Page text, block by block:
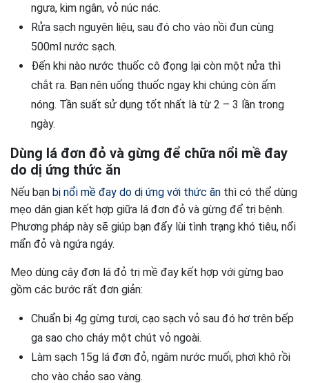
ngựa, kim ngân, vỏ núc nác.
Rửa sạch nguyên liệu, sau đó cho vào nồi đun cùng
500ml nước sạch.
Đến khi nào nước thuốc cô đọng lại còn một nửa thì
chắt ra. Bạn nên uống thuốc ngay khi chúng còn ấm
nóng. Tần suất sử dụng tốt nhất là từ 2 – 3 lần trong
ngày.
Dùng lá đơn đỏ và gừng để chữa nổi mề đay
do dị ứng thức ăn
Nếu bạn bị nổi mề đay do dị ứng với thức ăn thì có thể dùng
mẹo dân gian kết hợp giữa lá đơn đỏ và gừng để trị bệnh.
Phương pháp này sẽ giúp bạn đẩy lùi tình trạng khó tiêu, nổi
mẩn đỏ và ngứa ngáy.
Mẹo dùng cây đơn lá đỏ trị mề đay kết hợp với gừng bao
gồm các bước rất đơn giản:
Chuẩn bị 4g gừng tươi, cạo sạch vỏ sau đó hơ trên bếp
ga sao cho cháy một chút vỏ ngoài.
Làm sạch 15g lá đơn đỏ, ngâm nước muối, phơi khô rồi
cho vào chảo sao vàng.